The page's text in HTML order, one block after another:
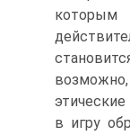
в игру